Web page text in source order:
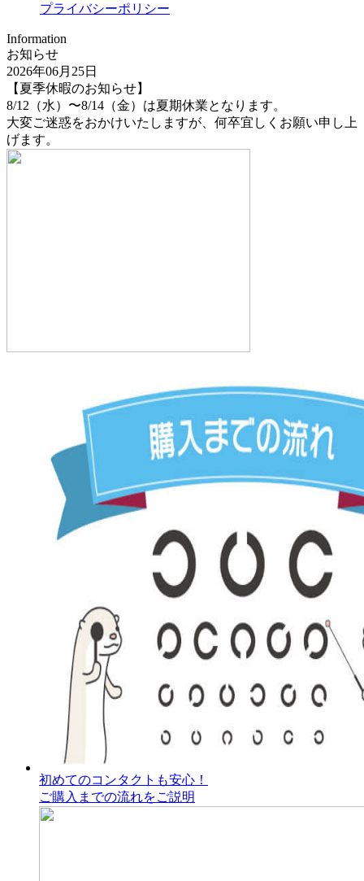
プライバシーポリシー
Information
お知らせ
2026年06月25日
【夏季休暇のお知らせ】
8/12（水）〜8/14（金）は夏期休業となります。
大変ご迷惑をおかけいたしますが、何卒宜しくお願い申し上
げます。
初めてのコンタクトも安心！
ご購入までの流れをご説明